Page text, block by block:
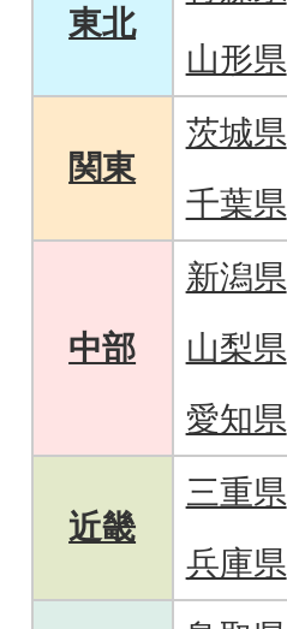
東北
山形県
関東
茨城県
千葉県
中部
新潟県
山梨県
愛知県
近畿
三重県
兵庫県